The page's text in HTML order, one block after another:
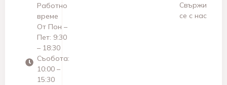
Работно
време
От Пон –
Пет: 9:30
– 18:30
Съобота:
10:00 –
15:30
Свържи
се с нас